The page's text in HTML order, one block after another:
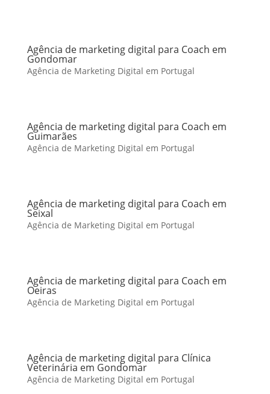
Agência de marketing digital para Coach em
Gondomar
Agência de Marketing Digital em Portugal
Agência de marketing digital para Coach em
Guimarães
Agência de Marketing Digital em Portugal
Agência de marketing digital para Coach em
Seixal
Agência de Marketing Digital em Portugal
Agência de marketing digital para Coach em
Oeiras
Agência de Marketing Digital em Portugal
Agência de marketing digital para Clínica
Veterinária em Gondomar
Agência de Marketing Digital em Portugal